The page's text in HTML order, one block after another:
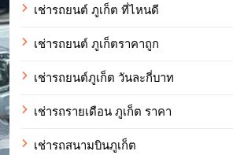
เช่ารถยนต์ ภูเก็ต ที่ไหนดี
เช่ารถยนต์ ภูเก็ตราคาถูก
เช่ารถยนต์ภูเก็ต วันละกี่บาท
เช่ารถรายเดือน ภูเก็ต ราคา
เช่ารถสนามบินภูเก็ต